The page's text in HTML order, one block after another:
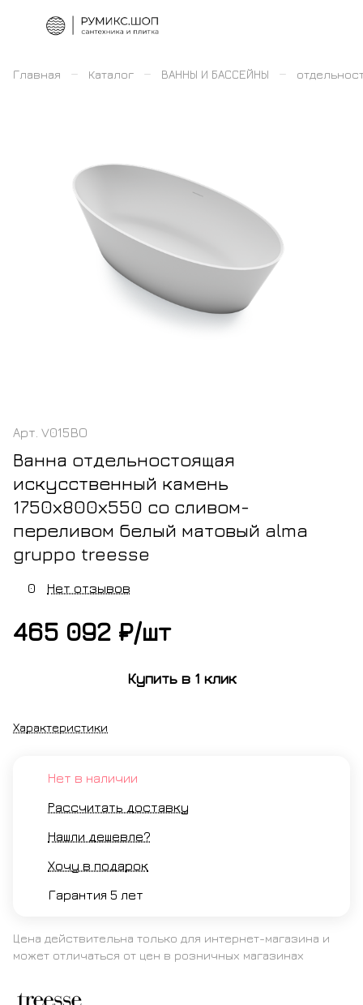
Главная – Каталог – ВАННЫ И БАССЕЙНЫ –
Арт. V015BO
Ванна отдельностоящая
искусственный камень
1750х800х550 со сливом-
переливом белый матовый alma
gruppo treesse
0 Нет отзывов
465 092 ₽/шт
Купить в 1 клик
Характеристики
Нет в наличии
Рассчитать доставку
Нашли дешевле?
Хочу в подарок
Гарантия 5 лет
Цена действительна только для интернет-магазина и
может отличаться от цен в розничных магазинах